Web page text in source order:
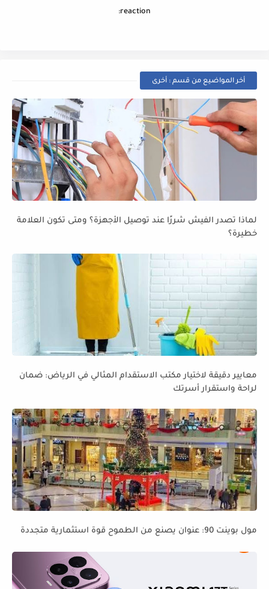
reaction:
أخر المواضيع من قسم : أخرى
لماذا تصدر الفيش شررًا عند توصيل الأجهزة؟ ومتى تكون العلامة
خطيرة؟
معايير دقيقة لاختيار مكتب الاستقدام المثالي في الرياض: ضمان
لراحة واستقرار أسرتك
مول بوينت 90: عنوان يصنع من الطموح قوة استثمارية متجددة